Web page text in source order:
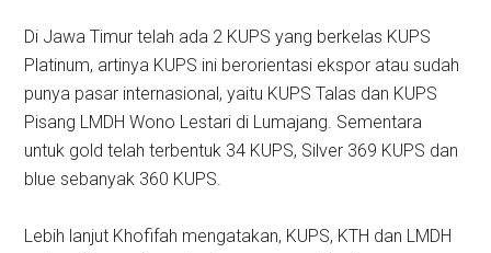
Di Jawa Timur telah ada 2 KUPS yang berkelas KUPS
Platinum, artinya KUPS ini berorientasi ekspor atau sudah
punya pasar internasional, yaitu KUPS Talas dan KUPS
Pisang LMDH Wono Lestari di Lumajang. Sementara
untuk gold telah terbentuk 34 KUPS, Silver 369 KUPS dan
blue sebanyak 360 KUPS.
Lebih lanjut Khofifah mengatakan, KUPS, KTH dan LMDH